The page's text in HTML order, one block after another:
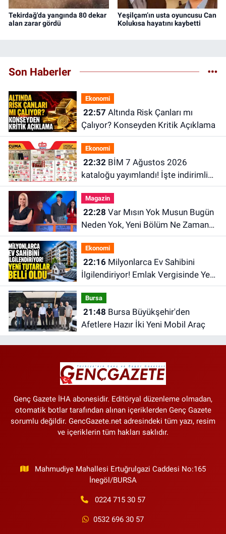
Tekirdağ'da yangında 80 dekar
alan zarar gördü
Yeşilçam’ın usta oyuncusu Can
Kolukısa hayatını kaybetti
Son Haberler
Ekonomi
22:57
Çalıyor? Konseyden Kritik Açıklama
Ekonomi
22:32BİM 7 Ağustos 2026
kataloğu yayımlandı! İşte indirimli
ürünler ve fiyatları
Magazin
22:28
Neden Yok, Yeni Bölüm Ne Zaman?
6 Ağustos ATV Yayın Akışı
Ekonomi
22:16Milyonlarca Ev Sahibini
İlgilendiriyor! Emlak Vergisinde Yeni
Tutarlar Belli Oldu
Bursa
21:48
Afetlere Hazır İki Yeni Mobil Araç
Genç Gazete İHA abonesidir. Editöryal düzenleme olmadan,
otomatik botlar tarafından alınan içeriklerden Genç Gazete
sorumlu değildir. GencGazete.net adresindeki tüm yazı, resim
ve içeriklerin tüm hakları saklıdır.
Mahmudiye Mahallesi Ertuğrulgazi Caddesi No:165
İnegöl/BURSA
0224 715 30 57
0532 696 30 57